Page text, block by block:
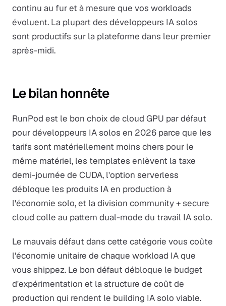
continu au fur et à mesure que vos workloads
évoluent. La plupart des développeurs IA solos
sont productifs sur la plateforme dans leur premier
après-midi.
Le bilan honnête
RunPod est le bon choix de cloud GPU par défaut
pour développeurs IA solos en 2026 parce que les
tarifs sont matériellement moins chers pour le
même matériel, les templates enlèvent la taxe
demi-journée de CUDA, l'option serverless
débloque les produits IA en production à
l'économie solo, et la division community + secure
cloud colle au pattern dual-mode du travail IA solo.
Le mauvais défaut dans cette catégorie vous coûte
l'économie unitaire de chaque workload IA que
vous shippez. Le bon défaut débloque le budget
d'expérimentation et la structure de coût de
production qui rendent le building IA solo viable.